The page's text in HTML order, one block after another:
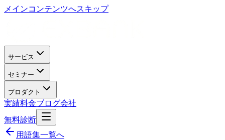
メインコンテンツへスキップ
サービス
セミナー
プロダクト
実績料金ブログ会社
無料診断
用語集一覧へ